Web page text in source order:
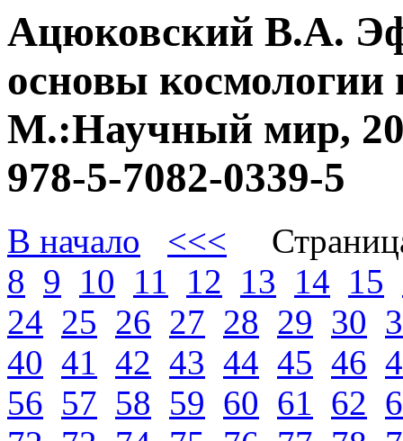
Ацюковский В.А.
основы космологии
М.:Научный мир,
978-5-7082-0339-5
В начало <<<
8 9 10 11 12 13 14 15
24 25 26 27 28 29 30
40 41 42 43 44 45 46
56 57 58 59 60 61 62